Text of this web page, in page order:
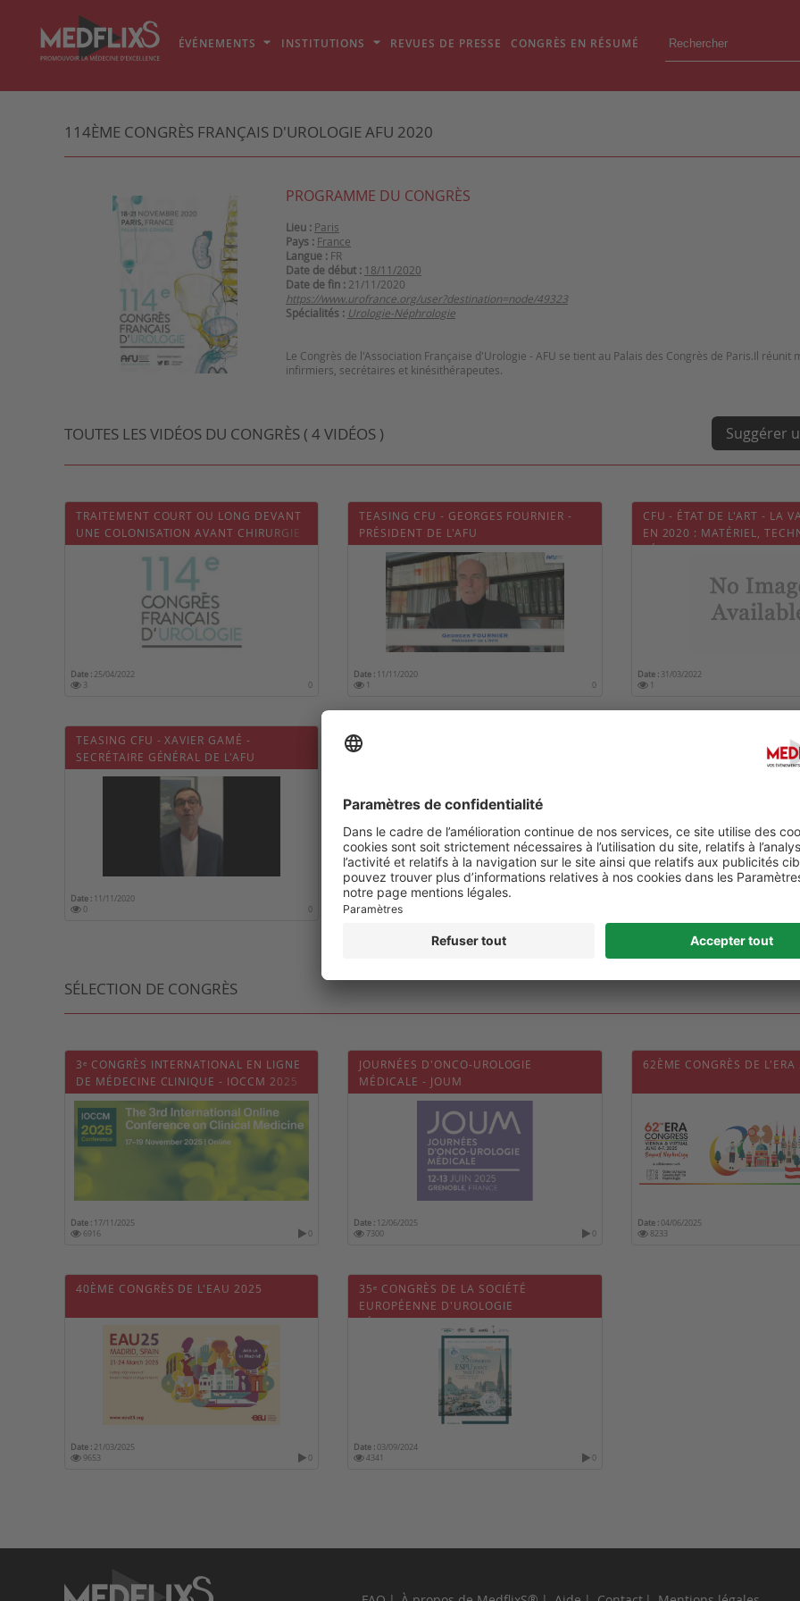
ÉVÉNEMENTS INSTITUTIONS REVUES DE PRESSE CONGRÈS EN RÉSUMÉ
114ÈME CONGRÈS FRANÇAIS D'UROLOGIE AFU 2020
PROGRAMME DU CONGRÈS
Lieu : Paris
Pays : France
Langue : FR
Date de début : 18/11/2020
Date de fin : 21/11/2020
https://www.urofrance.org/user?destination=node/49323
Spécialités : Urologie-Néphrologie
Le Congrès de l'Association Française d'Urologie - AFU se tient au Palais des Congrès de Paris.Il réunit
TOUTES LES VIDÉOS DU CONGRÈS ( 4 VIDÉOS ) Suggérer
TRAITEMENT COURT OU LONG DEVANT
UNE COLONISATION AVANT CHIRURGIE
UROLOGIQUE : POUR OU CONTRE ?
Date : 25/04/2022
3
0
TEASING CFU - GEORGES FOURNIER -
PRÉSIDENT DE L'AFU
Date : 11/11/2020
1
0
CFU - ÉTAT DE L'ART - LA
EN 2020 : MATÉRIEL,
RÉSULTATS
Date :31/03/2022
1
TEASING CFU - XAVIER GAMÉ -
SECRÉTAIRE GÉNÉRAL DE L'AFU
Date : 11/11/2020
0
0
SÉLECTION DE CONGRÈS
3ᵉ CONGRÈS INTERNATIONAL EN LIGNE
DE MÉDECINE CLINIQUE - IOCCM 2025
Date : 17/11/2025
6916
0
JOURNÉES D'ONCO-UROLOGIE
MÉDICALE - JOUM
Date : 12/06/2025
7300
0
62ÈME CONGRÈS DE
Date :04/06/2025
8233
40ÈME CONGRÈS DE L'EAU 2025
Date : 21/03/2025
9653
0
35ᵉ CONGRÈS DE LA SOCIÉTÉ
EUROPÉENNE D'UROLOGIE
PÉDIATRIQUE - ESPU 2025
Date :03/09/2024
4341
0